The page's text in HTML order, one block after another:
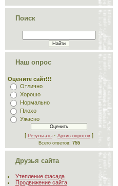
Поиск
Наш опрос
Оцените сайт!!!
Отлично
Хорошо
Нормально
Плохо
Ужасно
[ Результаты · Архив опросов ]
Всего ответов: 755
Друзья сайта
Утепление фасада
Продвижение сайта